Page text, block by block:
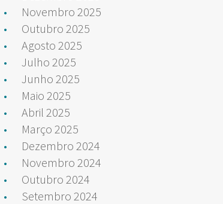
Novembro 2025
Outubro 2025
Agosto 2025
Julho 2025
Junho 2025
Maio 2025
Abril 2025
Março 2025
Dezembro 2024
Novembro 2024
Outubro 2024
Setembro 2024